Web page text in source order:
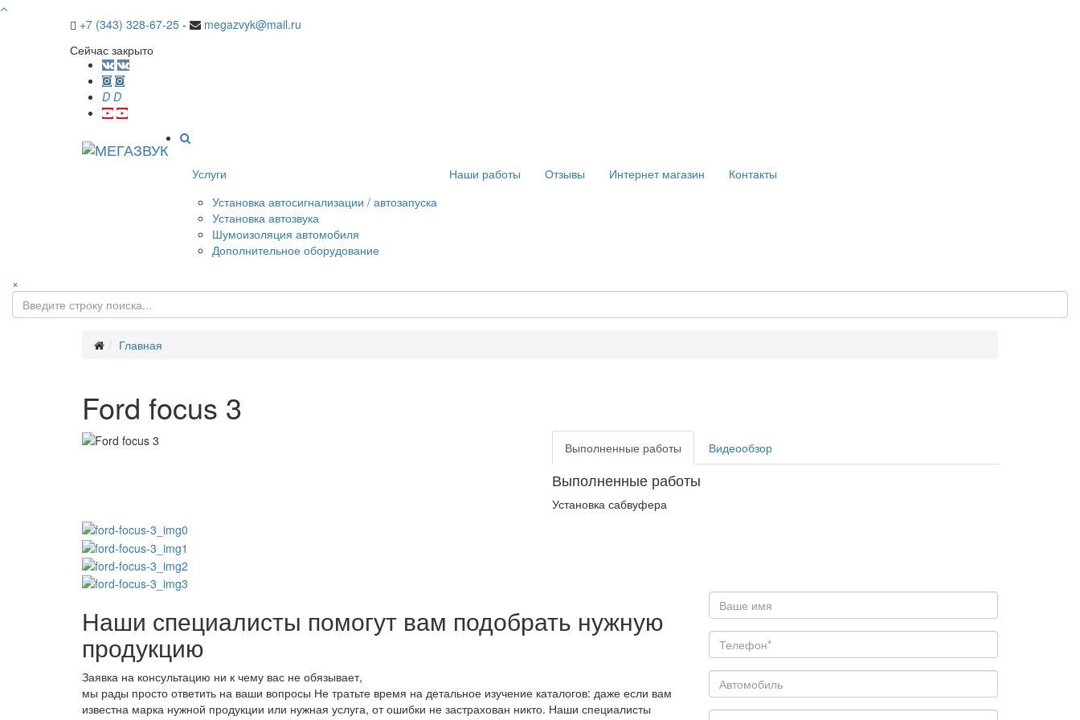
+7 (343) 328-67-25 -
megazvyk@mail.ru
Сейчас закрыто
D D
Услуги
Установка автосигнализации / автозапуска
Установка автозвука
Шумоизоляция автомобиля
Дополнительное оборудование
Наши работы Отзывы Интернет магазин Контакты
×
Главная
Ford focus 3
Выполненные работы Видеообзор
Выполненные работы
Установка сабвуфера
Наши специалисты помогут вам подобрать нужную
продукцию
Заявка на консультацию ни к чему вас не обязывает,
мы рады просто ответить на ваши вопросы Не тратьте время на детальное изучение каталогов: даже если вам
известна марка нужной продукции или нужная услуга, от ошибки не застрахован никто. Наши специалисты